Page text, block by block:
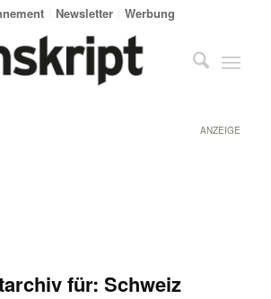
Newsletter Werbung
ANZEIGE
für: Schweiz